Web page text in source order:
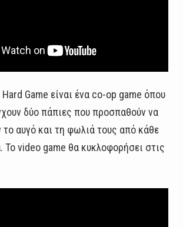
Game είναι ένα co-op game όπου
δύο πάπιες που προσπαθούν να
αυγό και τη φωλιά τους από κάθε
Το video game θα κυκλοφορήσει στις